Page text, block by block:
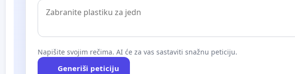
Napišite svojim rečima. AI će za vas sastaviti snažnu peticiju.
Generiši peticiju